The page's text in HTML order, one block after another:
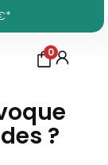
0
?